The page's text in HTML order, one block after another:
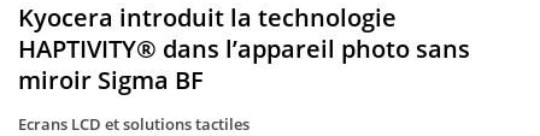
Kyocera introduit la technologie
HAPTIVITY® dans l’appareil photo sans
miroir Sigma BF
Ecrans LCD et solutions tactiles